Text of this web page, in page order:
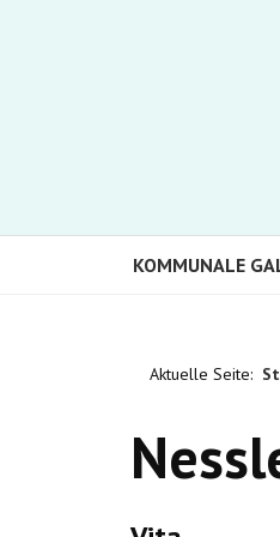
KOMMUNALE
Aktuelle Seite: